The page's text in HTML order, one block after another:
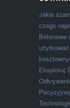
Jakie
czego
Betonowe
Eksploruj